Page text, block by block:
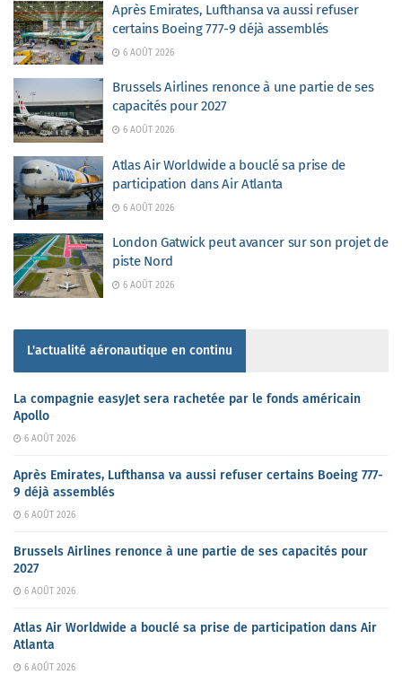
Après Emirates, Lufthansa va aussi refuser
certains Boeing 777-9 déjà assemblés
6 AOÛT 2026
Brussels Airlines renonce à une partie de ses
capacités pour 2027
6 AOÛT 2026
Atlas Air Worldwide a bouclé sa prise de
participation dans Air Atlanta
6 AOÛT 2026
London Gatwick peut avancer sur son projet de
piste Nord
6 AOÛT 2026
L'actualité aéronautique en continu
La compagnie easyJet sera rachetée par le fonds américain
Apollo
6 AOÛT 2026
Après Emirates, Lufthansa va aussi refuser certains Boeing 777-
9 déjà assemblés
6 AOÛT 2026
Brussels Airlines renonce à une partie de ses capacités pour
2027
6 AOÛT 2026
Atlas Air Worldwide a bouclé sa prise de participation dans Air
Atlanta
6 AOÛT 2026